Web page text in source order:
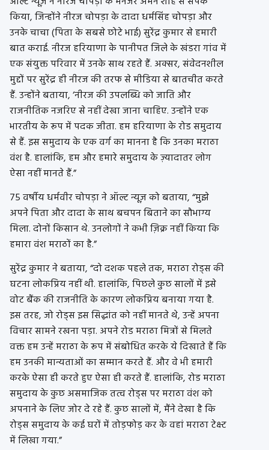
किया, जिन्होंने नीरज चोपड़ा के दादा धर्मसिंह चोपड़ा और
उनके चाचा (पिता के सबसे छोटे भाई) सुरेंद्र कुमार से हमारी
बात कराई. नीरज हरियाणा के पानीपत जिले के खंडरा गांव में
एक संयुक्त परिवार में उनके साथ रहते हैं. अक्सर, संवेदनशील
मुद्दों पर सुरेंद्र ही नीरज की तरफ से मीडिया से बातचीत करते
हैं. उन्होंने बताया, ‘नीरज की उपलब्धि को जाति और
राजनीतिक नजरिए से नहीं देखा जाना चाहिए. उन्होंने एक
भारतीय के रूप में पदक जीता. हम हरियाणा के रोड समुदाय
से हैं. इस समुदाय के एक वर्ग का मानना ​​है कि उनका मराठा
वंश है. हालांकि, हम और हमारे समुदाय के ज़्यादातर लोग
ऐसा नहीं मानते हैं.”
75 वर्षीय धर्मवीर चोपड़ा ने ऑल्ट न्यूज़ को बताया, “मुझे
अपने पिता और दादा के साथ बचपन बिताने का सौभाग्य
मिला. दोनों किसान थे. उनलोगों ने कभी ज़िक्र नहीं किया कि
हमारा वंश मराठों का है.”
सुरेंद्र कुमार ने बताया, “दो दशक पहले तक, मराठा रोड्स की
घटना लोकप्रिय नहीं थी. हालांकि, पिछले कुछ सालों में इसे
वोट बैंक की राजनीति के कारण लोकप्रिय बनाया गया है.
इस तरह, जो रोड्स इस सिद्धांत को नहीं मानते थे, उन्हें अपना
विचार सामने रखना पड़ा. अपने रोड मराठा मित्रों से मिलते
वक्त हम उन्हें मराठा के रूप में संबोधित करके ये दिखाते हैं कि
हम उनकी मान्यताओं का सम्मान करते हैं. और वे भी हमारी
करके ऐसा ही करते हुए ऐसा ही करते हैं. हालांकि, रोड मराठा
समुदाय के कुछ असमाजिक तत्व रोड्स पर मराठा वंश को
अपनाने के लिए जोर दे रहे हैं. कुछ सालों में, मैंने देखा है कि
रोड्स समुदाय के कई घरों में तोड़फोड़ कर के वहां मराठा टेक्स्ट
में लिखा गया.”